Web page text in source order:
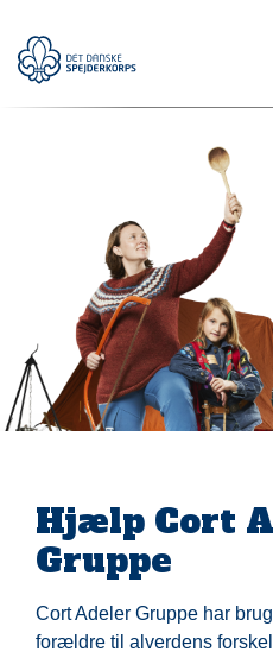
hovedindhold
Main
navigation
Hjælp Cort
Gruppe
Cort Adeler Gruppe har
forældre til alverdens